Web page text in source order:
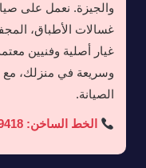
والجيزة. نعمل على
غسالات الأطباق،
غيار أصلية وفنيين
وسريعة في منزلك،
الصيانة.
الخط الساخن: 19418